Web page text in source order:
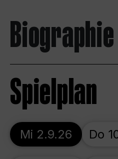
Biographie
Spielplan
Mi 2.9.26 Do